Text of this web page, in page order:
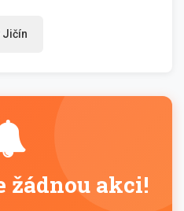
Jičín
žádnou akci!